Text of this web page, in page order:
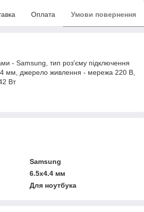
Оплата Умови повернення
- Samsung, тип роз'єму підключення
мм, джерело живлення - мережа 220 В,
Вт
Samsung
6.5x4.4 мм
Для ноутбука